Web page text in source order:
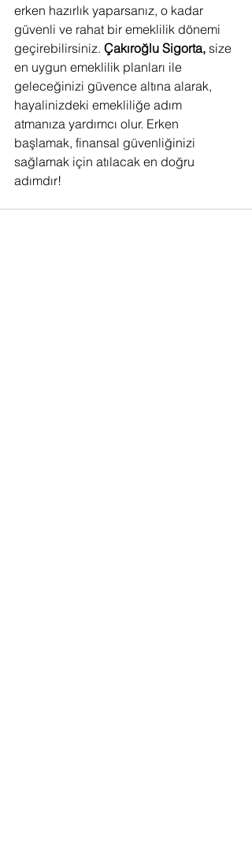
erken hazırlık yaparsanız, o kadar
güvenli ve rahat bir emeklilik dönemi
geçirebilirsiniz. Çakıroğlu Sigorta, size
en uygun emeklilik planları ile
geleceğinizi güvence altına alarak,
hayalinizdeki emekliliğe adım
atmanıza yardımcı olur. Erken
başlamak, finansal güvenliğinizi
sağlamak için atılacak en doğru
adımdır!